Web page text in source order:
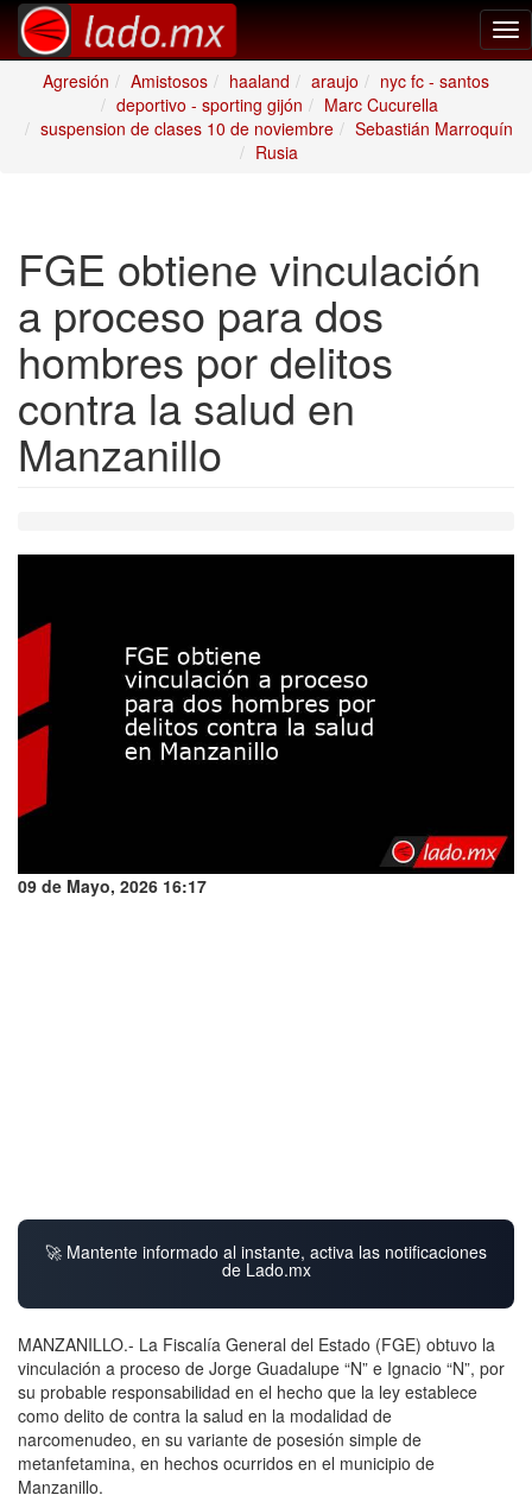
Agresión
Amistosos haaland araujo
nyc fc - santos
deportivo - sporting gijón
Marc Cucurella
suspension de clases 10 de noviembre
Sebastián Marroquín
Rusia
FGE obtiene vinculación
a proceso para dos
hombres por delitos
contra la salud en
Manzanillo
09 de Mayo, 2026 16:17
🚀 Mantente informado al instante, activa las notificaciones
de Lado.mx
MANZANILLO.- La Fiscalía General del Estado (FGE) obtuvo la
vinculación a proceso de Jorge Guadalupe “N” e Ignacio “N”, por
su probable responsabilidad en el hecho que la ley establece
como delito de contra la salud en la modalidad de
narcomenudeo, en su variante de posesión simple de
metanfetamina, en hechos ocurridos en el municipio de
Manzanillo.